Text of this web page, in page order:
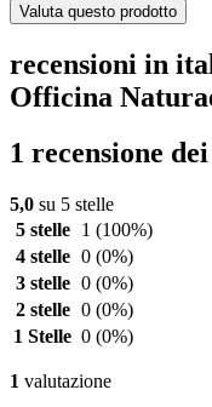
Valuta questo prodotto
recensioni in
Officina
1 recensione
5,0 su 5 stelle
5 stelle
1 (100%)
4 stelle 0 (0%)
3 stelle 0 (0%)
2 stelle 0 (0%)
1 Stelle 0 (0%)
1 valutazione